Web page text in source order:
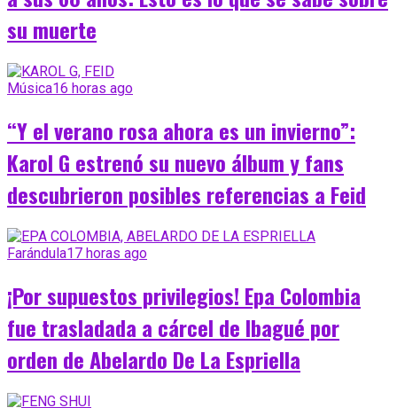
su muerte
Música16 horas ago
“Y el verano rosa ahora es un invierno”:
Karol G estrenó su nuevo álbum y fans
descubrieron posibles referencias a Feid
Farándula17 horas ago
¡Por supuestos privilegios! Epa Colombia
fue trasladada a cárcel de Ibagué por
orden de Abelardo De La Espriella